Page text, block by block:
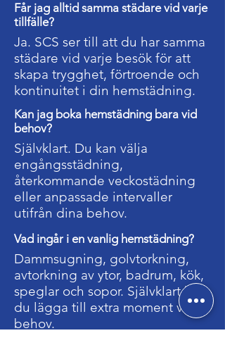
Får jag alltid samma städare vid varje
tillfälle?
Ja. SCS ser till att du har samma
städare vid varje besök för att
skapa trygghet, förtroende och
kontinuitet i din hemstädning.
Kan jag boka hemstädning bara vid
behov?
Självklart. Du kan välja
engångsstädning,
återkommande veckostädning
eller anpassade intervaller
utifrån dina behov.
Vad ingår i en vanlig hemstädning?
Dammsugning, golvtorkning,
avtorkning av ytor, badrum, kök,
speglar och sopor. Självklart kan
du lägga till extra moment vid
behov.